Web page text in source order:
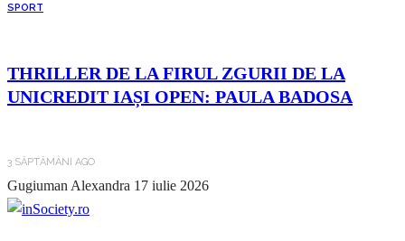
SPORT
THRILLER DE LA FIRUL ZGURII DE LA
UNICREDIT IAȘI OPEN: PAULA BADOSA
3 SĂPTĂMÂNI AGO
Gugiuman Alexandra 17 iulie 2026